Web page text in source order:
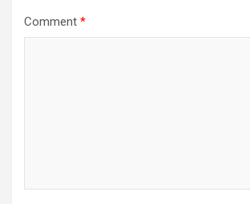
Comment *